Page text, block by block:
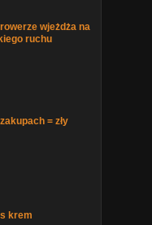
wjeżdża na
ruchu
= zły
krem